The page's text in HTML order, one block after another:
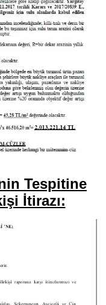
Tespitine
İtirazı: